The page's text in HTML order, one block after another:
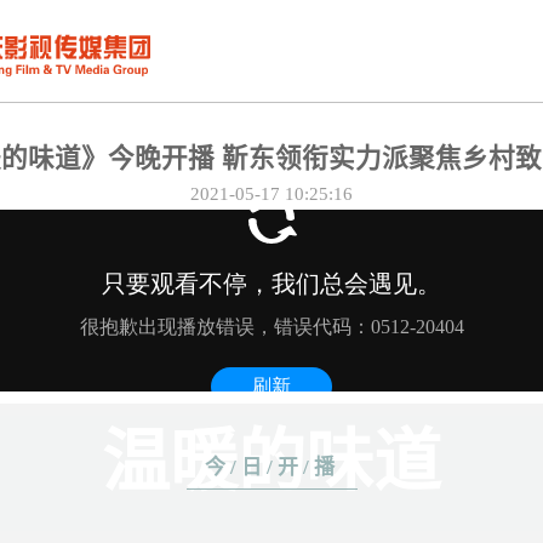
味道》今晚开播 靳东领衔实力派聚焦乡村
2021-05-17 10:25:16
温暖的味道
今/日/开/播